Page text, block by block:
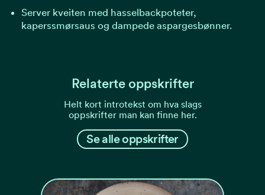
Server kveiten med hasselbackpoteter,
kaperssmørsaus og dampede aspargesbønner.
Relaterte oppskrifter
Helt kort introtekst om hva slags
oppskrifter man kan finne her.
Se alle oppskrifter